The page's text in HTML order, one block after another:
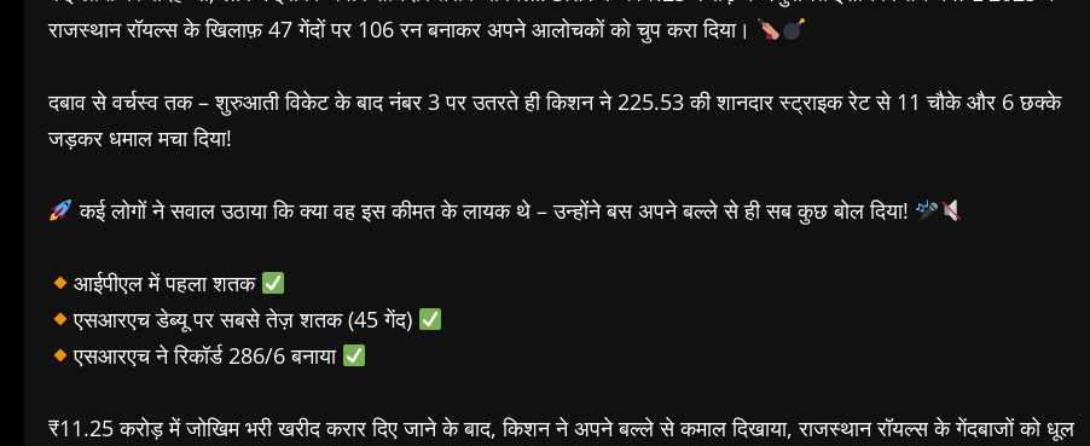
राजस्थान रॉयल्स के खिलाफ़ 47 गेंदों पर 106 रन बनाकर अपने आलोचकों को चुप करा दिया।
दबाव से वर्चस्व तक – शुरुआती विकेट के बाद नंबर 3 पर उतरते ही किशन ने 225.53 की शानदार स्ट्राइक रेट से 11 चौके और 6 छक्के
जड़कर धमाल मचा दिया!
कई लोगों ने सवाल उठाया कि क्या वह इस कीमत के लायक थे – उन्होंने बस अपने बल्ले से ही सब कुछ बोल दिया!
आईपीएल में पहला शतक
एसआरएच डेब्यू पर सबसे तेज़ शतक (45 गेंद)
एसआरएच ने रिकॉर्ड 286/6 बनाया
₹11.25 करोड़ में जोखिम भरी खरीद करार दिए जाने के बाद, किशन ने अपने बल्ले से कमाल दिखाया, राजस्थान रॉयल्स के गेंदबाजों को धूल